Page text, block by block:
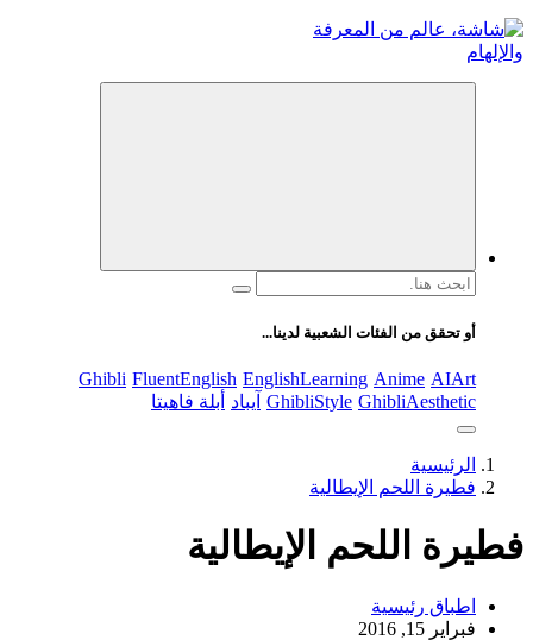
البحث
أو تحقق من الفئات الشعبية لدينا...
AIArt
Anime
EnglishLearning
FluentEnglish
Ghibli
GhibliAesthetic
GhibliStyle آيباد أبلة فاهيتا
الرئيسية
فطيرة اللحم الإيطالية
فطيرة اللحم الإيطالية
اطباق رئيسية
فبراير 15, 2016